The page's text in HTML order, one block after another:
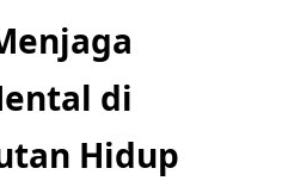
di
Hidup